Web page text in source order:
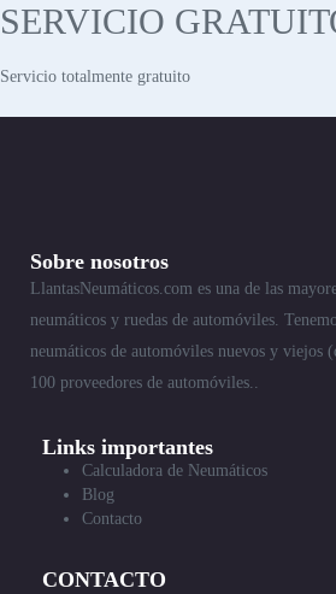
SERVICIO
Servicio totalmente gratuito
Sobre nosotros
LlantasNeumáticos.com es una de las
neumáticos y ruedas de automóviles.
neumáticos de automóviles nuevos y viejos
100 proveedores de automóviles..
Links importantes
Calculadora de Neumáticos
Blog
Contacto
CONTACTO